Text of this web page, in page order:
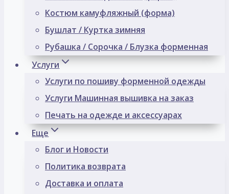
Костюм камуфляжный (форма)
Бушлат / Куртка зимняя
Рубашка / Сорочка / Блузка форменная
Услуги
Услуги по пошиву форменной одежды
Услуги Машинная вышивка на заказ
Печать на одежде и аксессуарах
Еще
Блог и Новости
Политика возврата
Доставка и оплата